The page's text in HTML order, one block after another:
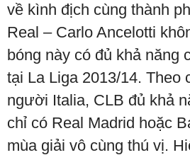
về kình địch cùng thành
Real – Carlo Ancelotti
bóng này có đủ khả năng
tại La Liga 2013/14. Theo
người Italia, CLB đủ khả
chỉ có Real Madrid hoặc
mùa giải vô cùng thú vị.